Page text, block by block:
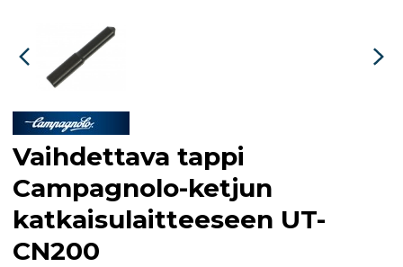
Vaihdettava tappi
Campagnolo-ketjun
katkaisulaitteeseen UT-
CN200